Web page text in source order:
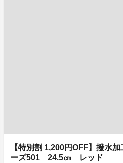
【特別割 1,200円OFF】撥水
ーズ501 24.5㎝ レッド